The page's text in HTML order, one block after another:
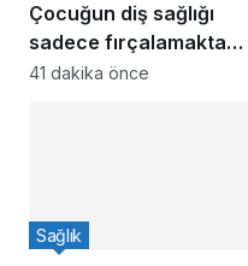
Çocuğun diş sağlığı
sadece fırçalamaktan
ibaret değil
41 dakika önce
Sağlık